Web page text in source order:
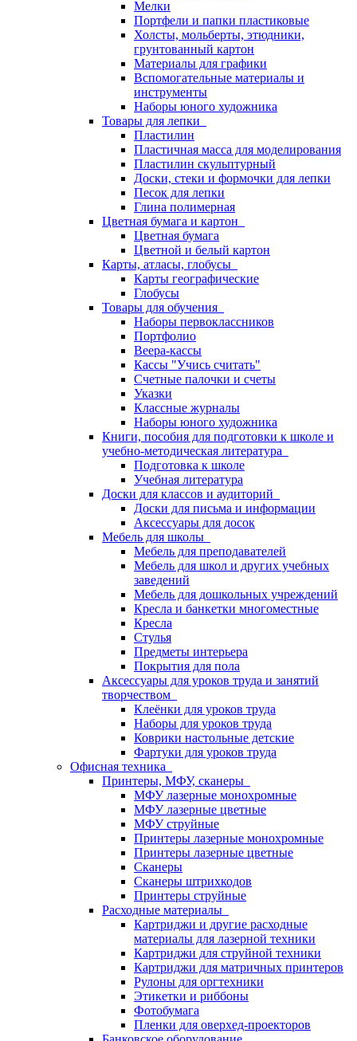
Мелки
Портфели и папки пластиковые
Холсты, мольберты, этюдники,
грунтованный картон
Материалы для графики
Вспомогательные материалы и
инструменты
Наборы юного художника
Товары для лепки
Пластилин
Пластичная масса для моделирования
Пластилин скульптурный
Доски, стеки и формочки для лепки
Песок для лепки
Глина полимерная
Цветная бумага и картон
Цветная бумага
Цветной и белый картон
Карты, атласы, глобусы
Карты географические
Глобусы
Товары для обучения
Наборы первоклассников
Портфолио
Веера-кассы
Кассы "Учись считать"
Счетные палочки и счеты
Указки
Классные журналы
Наборы юного художника
Книги, пособия для подготовки к школе и
учебно-методическая литература
Подготовка к школе
Учебная литература
Доски для классов и аудиторий
Доски для письма и информации
Аксессуары для досок
Мебель для школы
Мебель для преподавателей
Мебель для школ и других учебных
заведений
Мебель для дошкольных учреждений
Кресла и банкетки многоместные
Кресла
Стулья
Предметы интерьера
Покрытия для пола
Аксессуары для уроков труда и занятий
творчеством
Клеёнки для уроков труда
Наборы для уроков труда
Коврики настольные детские
Фартуки для уроков труда
Офисная техника
Принтеры, МФУ, сканеры
МФУ лазерные монохромные
МФУ лазерные цветные
МФУ струйные
Принтеры лазерные монохромные
Принтеры лазерные цветные
Сканеры
Сканеры штрихкодов
Принтеры струйные
Расходные материалы
Картриджи и другие расходные
материалы для лазерной техники
Картриджи для струйной техники
Картриджи для матричных принтеров
Рулоны для оргтехники
Этикетки и риббоны
Фотобумага
Пленки для оверхед-проекторов